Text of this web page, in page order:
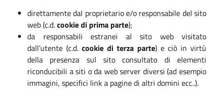
direttamente dal proprietario e/o responsabile del sito
web (c.d.cookie di prima parte);
da responsabili estranei al sito web visitato
dall’utente (c.d. cookie di terza parte) e ciò in virtù
della presenza sul sito consultato di elementi
riconducibili a siti o da web server diversi (ad esempio
immagini, specifici link a pagine di altri domini ecc..).